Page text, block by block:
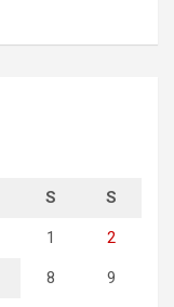
S S
1 2
8 9